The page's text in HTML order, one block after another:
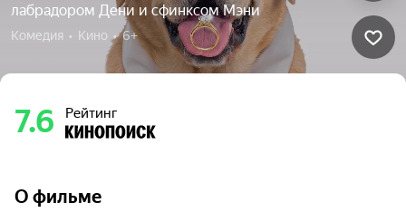
лабрадором Дени и сфинксом Мэни
Комедия  •  Кино  •  6+
7.6 Рейтинг
О фильме